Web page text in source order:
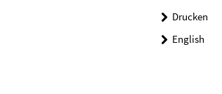
Drucken
English